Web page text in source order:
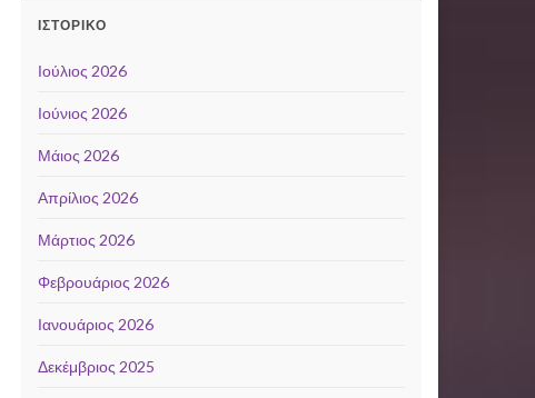
ΙΣΤΟΡΙΚΌ
Ιούλιος 2026
Ιούνιος 2026
Μάιος 2026
Απρίλιος 2026
Μάρτιος 2026
Φεβρουάριος 2026
Ιανουάριος 2026
Δεκέμβριος 2025